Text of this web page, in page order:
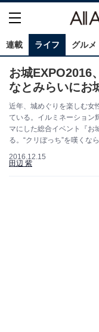
連載 ライフ グルメ
お城EXPO2016
なとみらいにお
近年、城めぐりを楽しむ女
ている。イルミネーション
マにした総合イベント『お
る。“クリぼっち”を嘆くな
2016.12.15
田辺 紫